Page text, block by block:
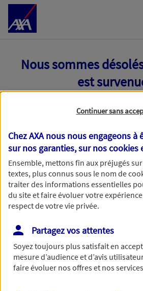
Accéder au Contenu
Nous sommes
est
Toutes nos excuses, une erreur
de traiter votre demande. N'hésitez
formulaire dans
Continuer sans
Chez AXA nous nous engageons
sur nos garanties, sur noscookies
Ensemble, mettons fin aux préjugés
textes, plus connus sous le nom de
traiter des informations essentielles
du site et faire évoluer votre
respect de votre vie privée.
Partagez vos attentes
Soyez toujours plus satisfait en
mesure d’audience et d’avis
faire évoluer nos offres et nos